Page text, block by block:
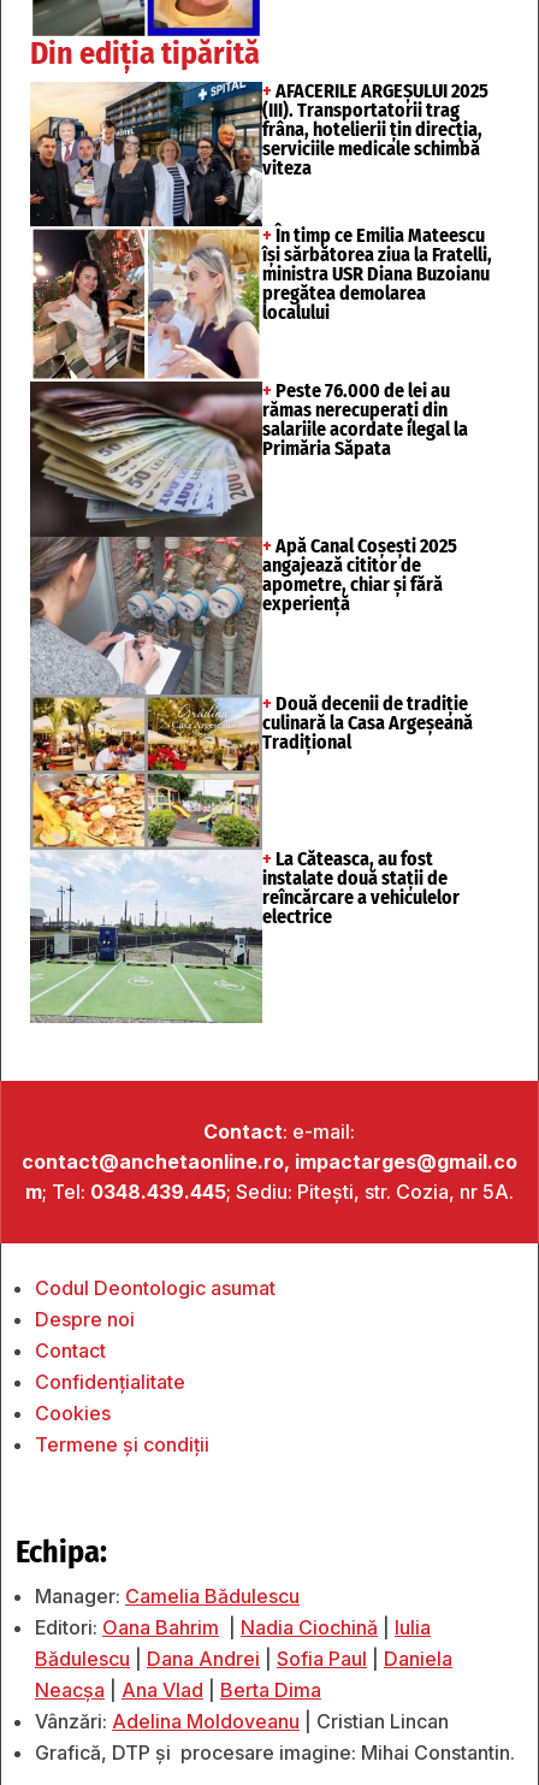
Din ediția tipărită
+ AFACERILE ARGEȘULUI 2025
(III). Transportatorii trag
frâna, hotelierii țin direcția,
serviciile medicale schimbă
viteza
+ În timp ce Emilia Mateescu
își sărbătorea ziua la Fratelli,
ministra USR Diana Buzoianu
pregătea demolarea
localului
+ Peste 76.000 de lei au
rămas nerecuperați din
salariile acordate ilegal la
Primăria Săpata
+ Apă Canal Coșești 2025
angajează cititor de
apometre, chiar și fără
experiență
+ Două decenii de tradiție
culinară la Casa Argeșeană
Tradițional
+ La Căteasca, au fost
instalate două stații de
reîncărcare a vehiculelor
electrice
Contact: e-mail:
contact@anchetaonline.ro, impactarges@gmail.co
m; Tel: 0348.439.445; Sediu: Pitești, str. Cozia, nr 5A.
Codul Deontologic asumat
Despre noi
Contact
Confidențialitate
Cookies
Termene și condiții
Echipa:
Manager: Camelia Bădulescu
Editori: Oana Bahrim Nadia Ciochină
Iulia
Bădulescu
Dana Andrei Sofia Paul
Daniela
Neacșa
Ana Vlad
Berta Dima
Vânzări: Adelina Moldoveanu | Cristian Lincan
Grafică, DTP și procesare imagine: Mihai Constantin.